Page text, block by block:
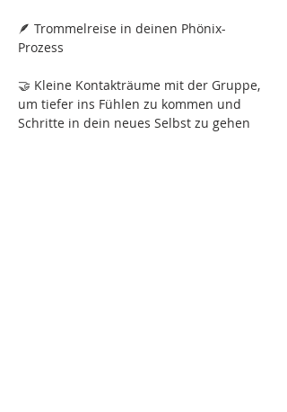
🪶 Trommelreise in deinen Phönix-
Prozess
🤝 Kleine Kontakträume mit der Gruppe,
um tiefer ins Fühlen zu kommen und
Schritte in dein neues Selbst zu gehen